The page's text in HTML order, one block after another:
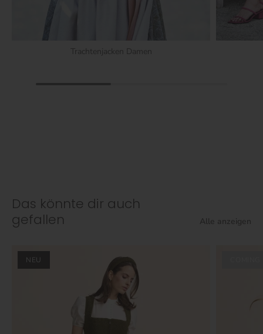
Trachtenjacken Damen
Das könnte dir auch
gefallen
Alle anzeigen
NEU